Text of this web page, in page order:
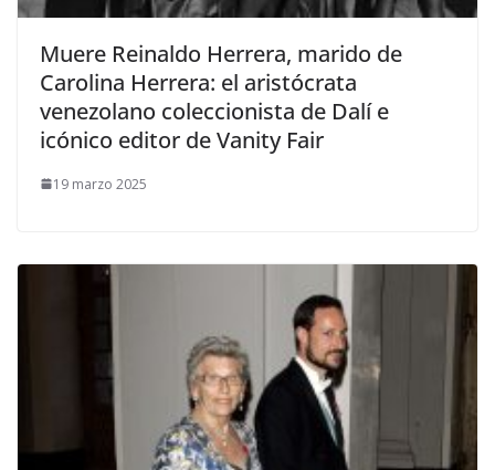
​Muere Reinaldo Herrera, marido de
Carolina Herrera: el aristócrata
venezolano coleccionista de Dalí e
icónico editor de Vanity Fair
19 marzo 2025